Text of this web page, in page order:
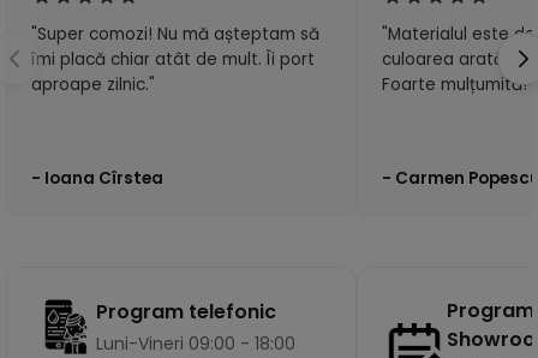
"Super comozi! Nu mă așteptam să
îmi placă chiar atât de mult. Îi port
aproape zilnic."
- Ioana Cîrstea
"Materialul este
culoarea arată
Foarte mulțumită!"
- Carmen
Program telefonic
Luni-Vineri 09:00 - 18:00